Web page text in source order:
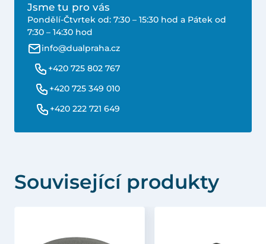
Jsme tu pro vás
Pondělí-Čtvrtek od: 7:30 – 15:30 hod a Pátek od
7:30 – 14:30 hod
info@dualpraha.cz
+420 725 802 767
+420 725 349 010
+420 222 721 649
Související produkty